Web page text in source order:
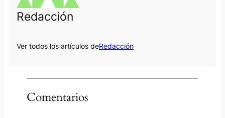
Redacción
Ver todos los artículos deRedacción
Comentarios